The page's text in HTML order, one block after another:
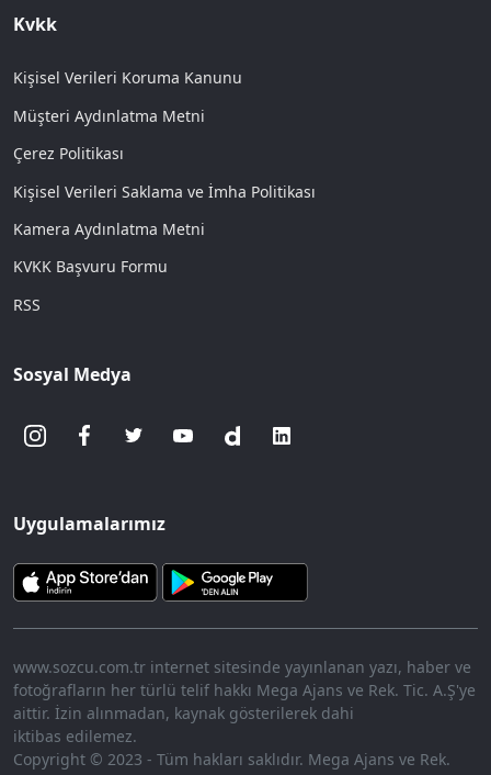
Kvkk
Kişisel Verileri Koruma Kanunu
Müşteri Aydınlatma Metni
Çerez Politikası
Kişisel Verileri Saklama ve İmha Politikası
Kamera Aydınlatma Metni
KVKK Başvuru Formu
RSS
Sosyal Medya
Uygulamalarımız
www.sozcu.com.tr internet sitesinde yayınlanan yazı, haber ve
fotoğrafların her türlü telif hakkı Mega Ajans ve Rek. Tic. A.Ş'ye
aittir. İzin alınmadan, kaynak gösterilerek dahi
iktibas edilemez.
Copyright © 2023 - Tüm hakları saklıdır. Mega Ajans ve Rek.